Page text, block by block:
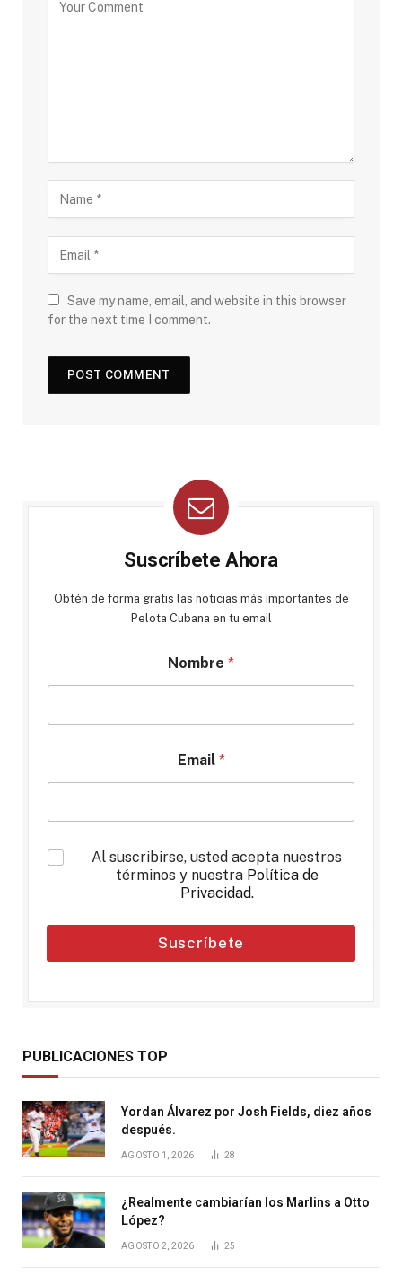
Save my name, email, and website in this browser
for the next time I comment.
Suscríbete Ahora
Obtén de forma gratis las noticias más importantes de
Pelota Cubana en tu email
Nombre *
Email *
*
Al suscribirse, usted acepta nuestros
términos y nuestra Política de
Privacidad.
Suscríbete
PUBLICACIONES TOP
Yordan Álvarez por Josh Fields, diez años
después.
AGOSTO 1, 2026 28
¿Realmente cambiarían los Marlins a Otto
López?
AGOSTO 2, 2026 25